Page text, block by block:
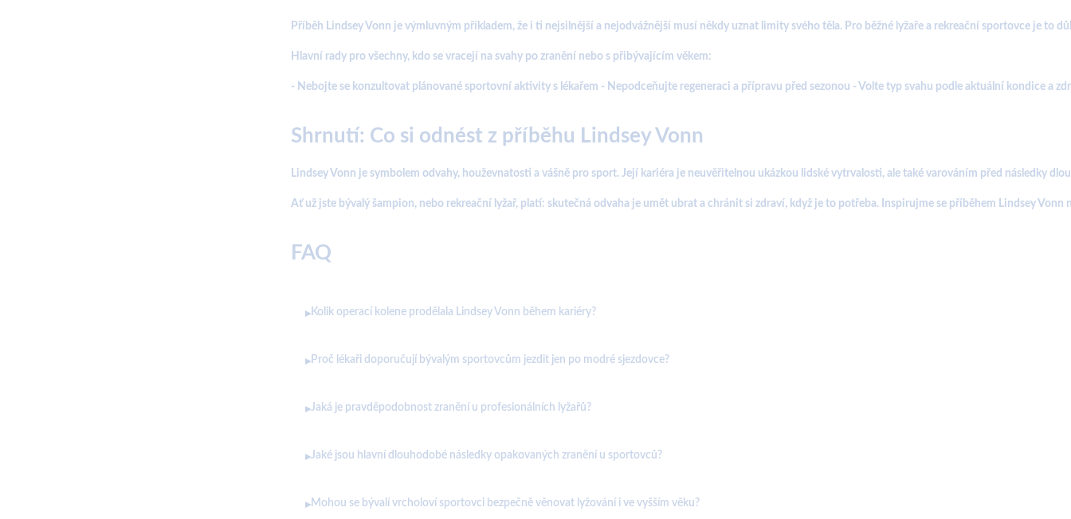
Příběh Lindsey Vonn je výmluvným příkladem, že i ti nejsilnější a nejodvážnější musí někdy uznat limity svého těla. Pro běžné lyžaře a rekreační sportovce je
Hlavní rady pro všechny, kdo se vracejí na svahy po zranění nebo s přibývajícím věkem:
- Nebojte se konzultovat plánované sportovní aktivity s lékařem - Nepodceňujte regeneraci a přípravu před sezonou - Volte typ svahu podle aktuální kondice a
Shrnutí: Co si odnést z příběhu Lindsey Vonn
Lindsey Vonn je symbolem odvahy, houževnatosti a vášně pro sport. Její kariéra je neuvěřitelnou ukázkou lidské vytrvalosti, ale také varováním před následky
Ať už jste bývalý šampion, nebo rekreační lyžař, platí: skutečná odvaha je umět ubrat a chránit si zdraví, když je to potřeba. Inspirujme se příběhem Lindsey
FAQ
▸ Kolik operací kolene prodělala Lindsey Vonn během kariéry?
▸ Proč lékaři doporučují bývalým sportovcům jezdit jen po modré sjezdovce?
▸Jaká je pravděpodobnost zranění u profesionálních lyžařů?
▸Jaké jsou hlavní dlouhodobé následky opakovaných zranění u sportovců?
▸ Mohou se bývalí vrcholoví sportovci bezpečně věnovat lyžování i ve vyšším věku?